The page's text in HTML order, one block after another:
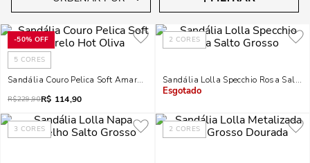
-50% OFF
5 CORES
Sandália Couro Pelica Soft Amarelo Hot Oliva
R$229,90R$ 114,90
2 CORES
Sandália Lolla Specchio Rosa Salto
Indisponível
3 CORES 2 CORES